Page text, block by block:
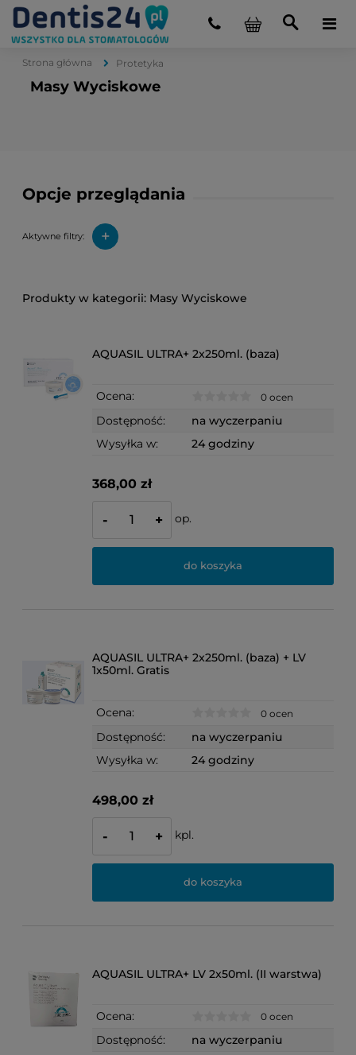
Strona główna Protetyka
Masy Wyciskowe
Opcje przeglądania
Aktywne filtry: +
Masy Wyciskowe
AQUASIL ULTRA+ 2x250ml. (baza)
Ocena: 0 ocen
Dostępność:
na wyczerpaniu
Wysyłka w:
24 godziny
368,00 zł
- + op.
do koszyka
AQUASIL ULTRA+ 2x250ml. (baza) + LV
1x50ml. Gratis
Ocena: 0 ocen
Dostępność:
na wyczerpaniu
Wysyłka w:
24 godziny
498,00 zł
- + kpl.
do koszyka
AQUASIL ULTRA+ LV 2x50ml. (II warstwa)
Ocena: 0 ocen
Dostępność:
na wyczerpaniu